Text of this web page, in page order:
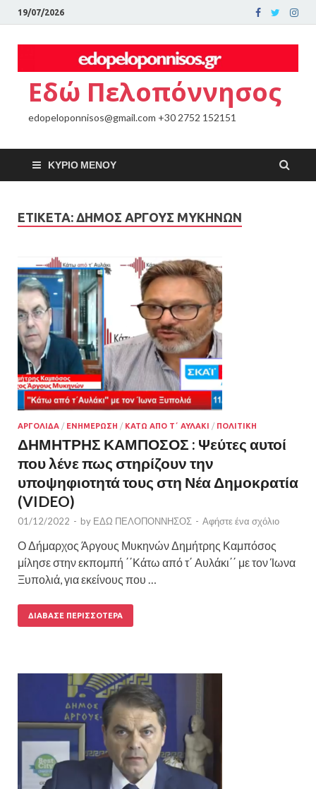
19/07/2026
Εδώ Πελοπόννησος
edopeloponnisos@gmail.com +30 2752 152151
ΚΎΡΙΟ ΜΕΝΟΎ
ΕΤΙΚΈΤΑ: ΔΗΜΟΣ ΑΡΓΟΥΣ ΜΥΚΗΝΩΝ
ΑΡΓΟΛΙΔΑ / ΕΝΗΜΕΡΩΣΗ / ΚΑΤΩ ΑΠΟ Τ΄ ΑΥΛΑΚΙ / ΠΟΛΙΤΙΚΗ
ΔΗΜΗΤΡΗΣ ΚΑΜΠΟΣΟΣ : Ψεύτες αυτοί
που λένε πως στηρίζουν την
υποψηφιοτητά τους στη Νέα Δημοκρατία
(VIDEO)
01/12/2022 - by ΕΔΩ ΠΕΛΟΠΟΝΝΗΣΟΣ - Αφήστε ένα σχόλιο
Ο Δήμαρχος Άργους Μυκηνών Δημήτρης Καμπόσος
μίλησε στην εκπομπή ΄΄Κάτω από τ΄ Αυλάκι΄΄ με τον Ίωνα
Ξυπολιά, για εκείνους που …
ΔΙΆΒΑΣΕ ΠΕΡΙΣΣΌΤΕΡΑ